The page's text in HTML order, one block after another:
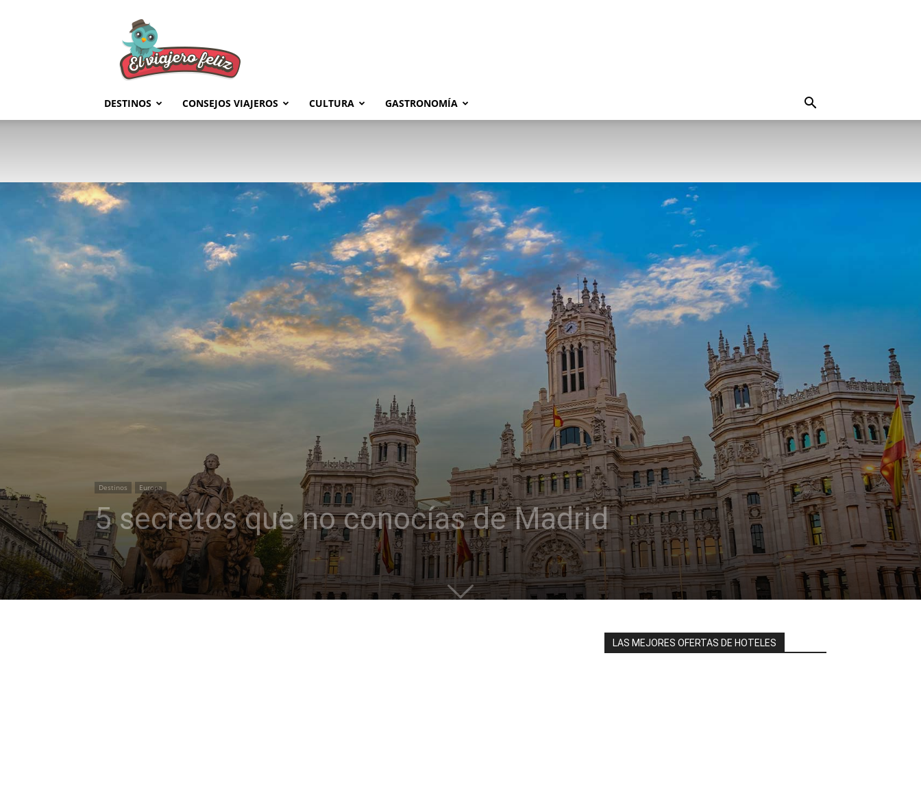
Feliz
DESTINOS CONSEJOS VIAJEROS CULTURA GASTRONOMÍA
Destinos Europa
5 secretos que no conocías de Madrid
LAS MEJORES OFERTAS DE HOTELES